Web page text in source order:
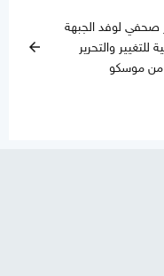
صحفي لوفد الجبهة
للتغيير والتحرير
من موسكو
arrow_back